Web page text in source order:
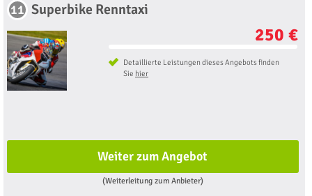
11 Superbike Renntaxi
250 €
Detaillierte Leistungen dieses Angebots finden
Sie hier
Weiter zum Angebot
(Weiterleitung zum Anbieter)